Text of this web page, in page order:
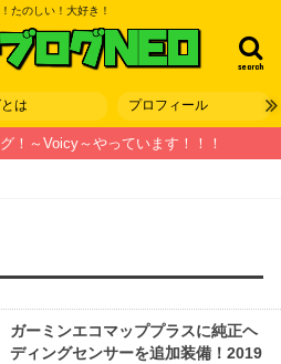
たのしい！大好き！
search
は プロフィール
！～Voicy～やっています！！！
ガーミンエコマッププラスに純正ヘ
ディングセンサーを追加装備！2019